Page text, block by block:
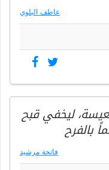
عاطف البلوي
ليخفي قبح
بالفرح
فاتحة مرشيد